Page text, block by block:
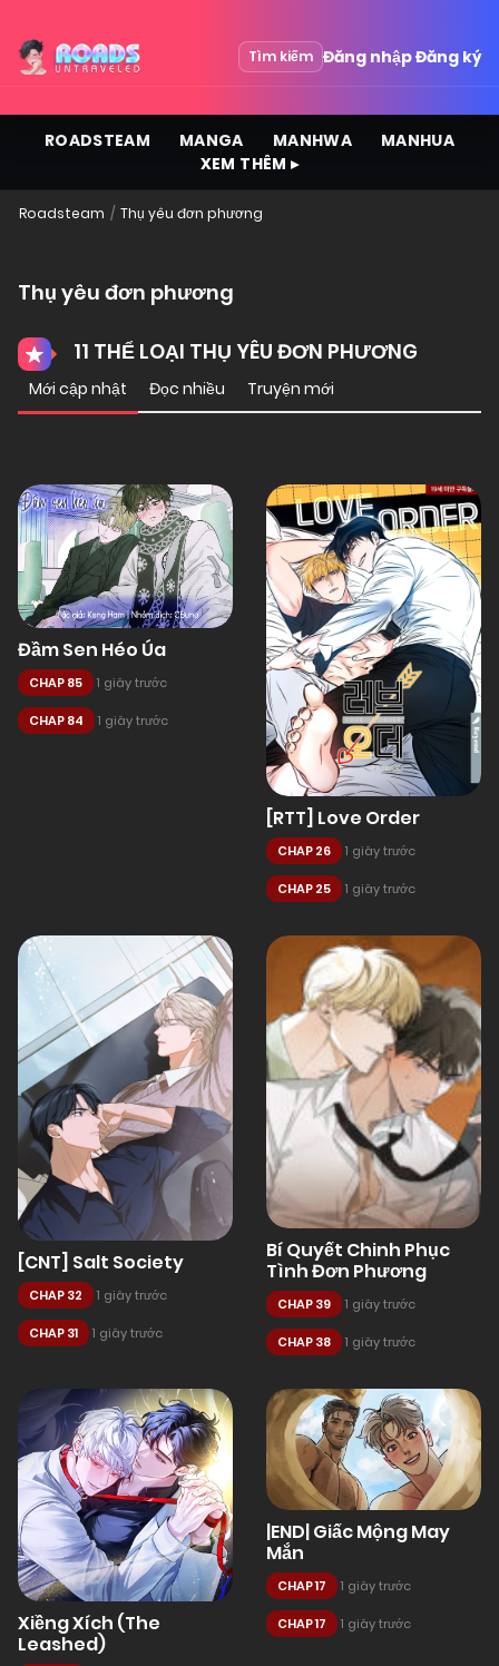
Tìm kiếm Đăng nhậpĐăng ký
ROADSTEAM MANGA MANHWA
MANHUA
XEM THÊM ▸
Roadsteam Thụ yêu đơn phương
Thụ yêu đơn phương
11 THỂ LOẠI THỤ YÊU ĐƠN PHƯƠNG
Mới cập nhật Đọc nhiều Truyện mới
Đầm Sen Héo Úa
CHAP 85 1 giây trước
CHAP 84 1 giây trước
[RTT] Love Order
CHAP 26 1 giây trước
CHAP 25 1 giây trước
[CNT] Salt Society
CHAP 32 1 giây trước
CHAP 31 1 giây trước
Bí Quyết Chinh Phục
Tình Đơn Phương
CHAP 39 1 giây trước
CHAP 38 1 giây trước
Xiềng Xích (The
Leashed)
|END| Giấc Mộng May
Mắn
CHAP 17 1 giây trước
CHAP 17 1 giây trước